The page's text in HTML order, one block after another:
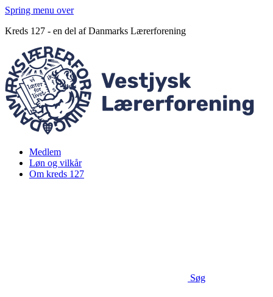
Spring menu over
Kreds 127 - en del af Danmarks Lærerforening
Medlem
Løn og vilkår
Om kreds 127
Søg